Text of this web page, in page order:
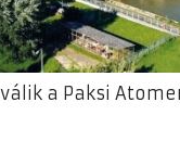
válik a Paksi